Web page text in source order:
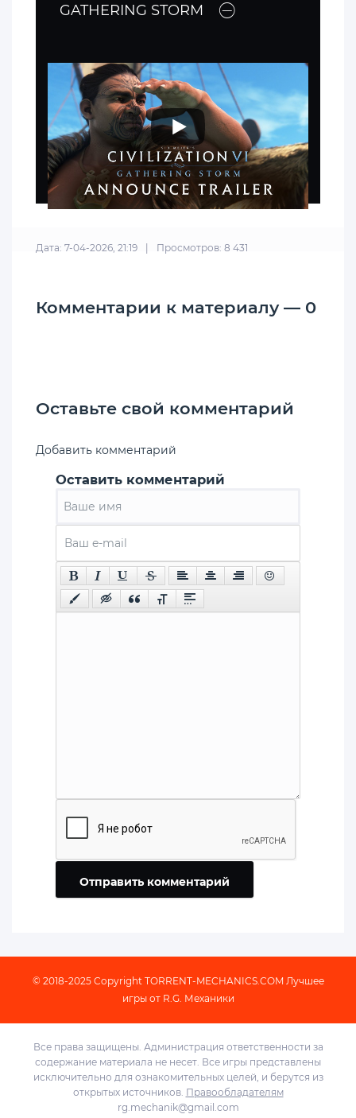
GATHERING STORM
Дата: 7-04-2026, 21:19 Просмотров: 8 431
Комментарии к материалу — 0
Оставьте свой комментарий
Добавить комментарий
Оставить комментарий
Отправить комментарий
© 2018-2025 Copyright TORRENT-MECHANICS.COM Лучшее
игры от R.G. Механики
Все права защищены. Администрация ответственности за
содержание материала не несет. Все игры представлены
исключительно для ознакомительных целей, и берутся из
открытых источников. Правообладателям
rg.mechanik@gmail.com